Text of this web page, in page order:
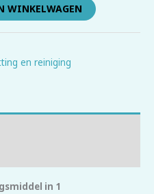
WINKELWAGEN
en reiniging
in 1